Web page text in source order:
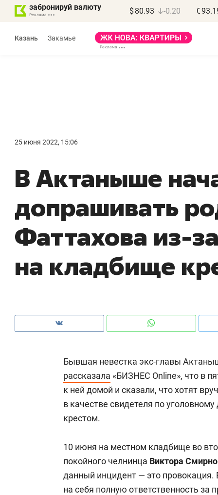
забронируй валюту $ 80.93 -0.20 €
Казань Закамье
25 июня 2022, 15:06
В Актаныше
допрашивать
Фаттахова из-
на кладбище
Бывшая невестка экс-главы
рассказала «БИЗНЕС Online», что в
к ней домой и сказали, что хотят
в качестве свидетеля по
крестом.
10 июня на местном кладбище во
покойного челнинца Виктора
данный инцидент — это провокация.
на себя полную ответственность за
девелопера – найти
правильный продукт»
Девелопер из топ-10* застройщиков
Башкортостана входит в Татарстан
«В банкротствах сегодня
ищут не активы, а людей,
отвечают личным
Рекомендуем
Опыт